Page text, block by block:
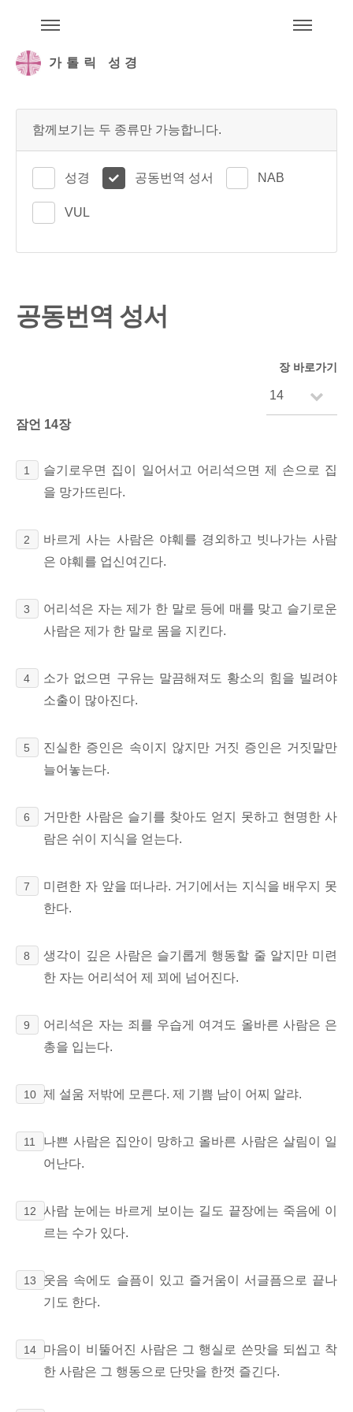
가톨릭 성경
함께보기는 두 종류만 가능합니다.
성경 공동번역 성서 NAB
VUL
공동번역 성서
장 바로가기
잠언 14장
1
슬기로우면 집이 일어서고 어리석으면 제 손으로 집
을 망가뜨린다.
2
바르게 사는 사람은 야훼를 경외하고 빗나가는 사람
은 야훼를 업신여긴다.
3
어리석은 자는 제가 한 말로 등에 매를 맞고 슬기로운
사람은 제가 한 말로 몸을 지킨다.
4
소가 없으면 구유는 말끔해져도 황소의 힘을 빌려야
소출이 많아진다.
5
진실한 증인은 속이지 않지만 거짓 증인은 거짓말만
늘어놓는다.
6
거만한 사람은 슬기를 찾아도 얻지 못하고 현명한 사
람은 쉬이 지식을 얻는다.
7
미련한 자 앞을 떠나라. 거기에서는 지식을 배우지 못
한다.
8
생각이 깊은 사람은 슬기롭게 행동할 줄 알지만 미련
한 자는 어리석어 제 꾀에 넘어진다.
9
어리석은 자는 죄를 우습게 여겨도 올바른 사람은 은
총을 입는다.
10 제 설움 저밖에 모른다. 제 기쁨 남이 어찌 알랴.
11
나쁜 사람은 집안이 망하고 올바른 사람은 살림이 일
어난다.
12
사람 눈에는 바르게 보이는 길도 끝장에는 죽음에 이
르는 수가 있다.
13
웃음 속에도 슬픔이 있고 즐거움이 서글픔으로 끝나
기도 한다.
14
마음이 비뚤어진 사람은 그 행실로 쓴맛을 되씹고 착
한 사람은 그 행동으로 단맛을 한껏 즐긴다.